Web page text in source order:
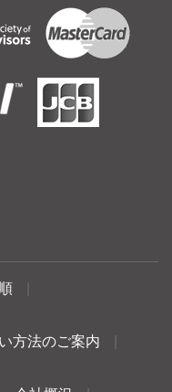
方法のご案内